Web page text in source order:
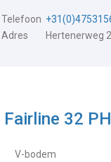
Telefoon
Adres
Hertenerweg
Fairline 32
V-bodem